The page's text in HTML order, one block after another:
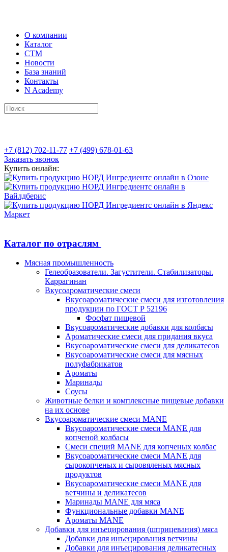
О компании
Каталог
СТМ
Новости
База знаний
Контакты
N Academy
+7 (812) 702-11-77 +7 (499) 678-01-63
Заказать звонок
Купить онлайн:
Каталог по отраслям
Мясная промышленность
Гелеобразователи. Загустители. Стабилизаторы.
Каррагинан
Вкусоароматические смеси
Вкусоароматические смеси для изготовления
продукции по ГОСТ Р 52196
Фосфат пищевой
Вкусоароматические добавки для колбасы
Ароматические смеси для придания вкуса
Вкусоароматические смеси для деликатесов
Вкусоароматические смеси для мясных
полуфабрикатов
Ароматы
Маринады
Соусы
Животные белки и комплексные пищевые добавки
на их основе
Вкусоароматические смеси MANE
Вкусоароматические смеси MANE для
копченой колбасы
Смеси специй MANE для копченых колбас
Вкусоароматические смеси MANE для
сырокопченых и сыровяленых мясных
продуктов
Вкусоароматические смеси MANE для
ветчины и деликатесов
Маринады MANE для мяса
Функциональные добавки MANE
Ароматы MANE
Добавки для инъецирования (шприцевания) мяса
Добавки для инъецирования ветчины
Добавки для инъецирования деликатесных